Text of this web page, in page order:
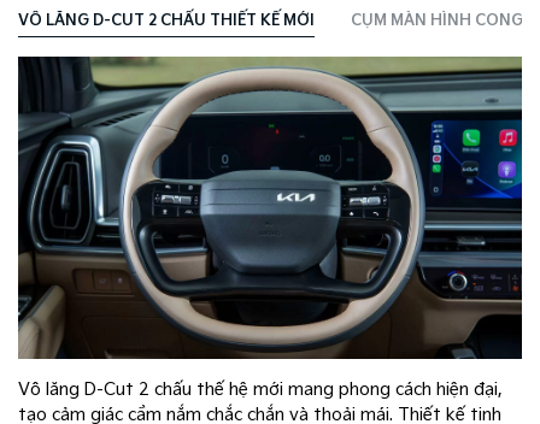
VÔ LĂNG D-CUT 2 CHẤU THIẾT KẾ MỚI CỤM MÀN HÌNH CONG
Vô lăng D-Cut 2 chấu thế hệ mới mang phong cách hiện đại,
tạo cảm giác cầm nắm chắc chắn và thoải mái. Thiết kế tinh